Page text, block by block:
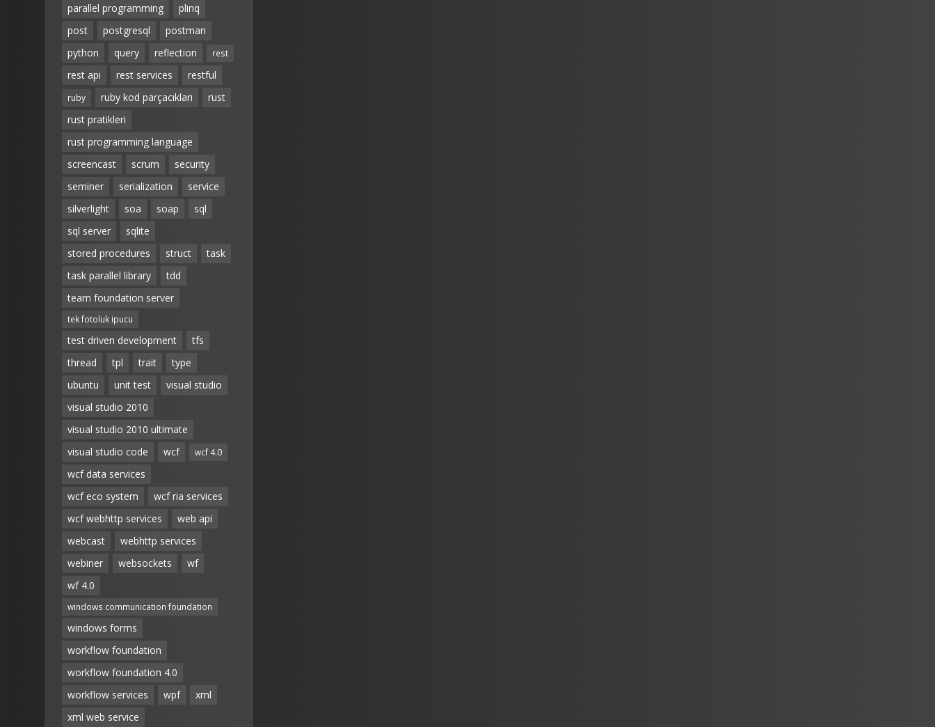
parallel programming
plinq
post
postgresql
postman
python
query reflection rest
rest api rest services restful
ruby ruby kod parçacıkları
rust
rust pratikleri
rust programming language
screencast
scrum
security
seminer
serialization
service
silverlight
soa soap
sql
sql server
sqlite
stored procedures
struct
task
task parallel library
tdd
team foundation server
tek fotoluk ipucu
test driven development
tfs
thread
tpl trait
type
ubuntu
unit test
visual studio
visual studio 2010
visual studio 2010 ultimate
visual studio code
wcf wcf 4.0
wcf data services
wcf eco system
wcf ria services
wcf webhttp services
web api
webcast
webhttp services
webiner
websockets
wf
wf 4.0
windows communication foundation
windows forms
workflow foundation
workflow foundation 4.0
workflow services
wpf
xml
xml web service